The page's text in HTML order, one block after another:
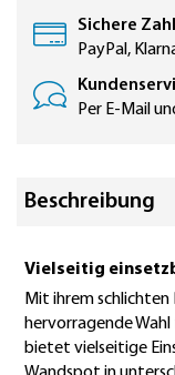
Sichere
PayPal,
Per E-Mail
Beschreibung
Vielseitig
Mit ihrem schlichten
hervorragende
bietet vielseitige